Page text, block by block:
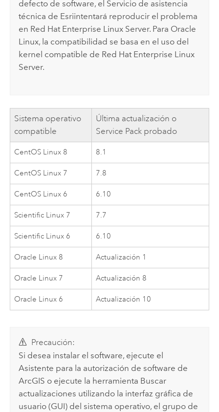
defecto de software, el Servicio de asistencia
técnica de Esriintentará reproducir el problema
en Red Hat Enterprise Linux Server. Para Oracle
Linux, la compatibilidad se basa en el uso del
kernel compatible de Red Hat Enterprise Linux
Server.
Sistema operativo
compatible
Última actualización o
Service Pack probado
CentOS Linux 8 8.1
CentOS Linux 7 7.8
CentOS Linux 6 6.10
Scientific Linux 7 7.7
Scientific Linux 6 6.10
Oracle Linux 8 Actualización 1
Oracle Linux 7 Actualización 8
Oracle Linux 6 Actualización 10
Precaución:
Si desea instalar el software, ejecute el
Asistente para la autorización de software de
ArcGIS o ejecute la herramienta Buscar
actualizaciones utilizando la interfaz gráfica de
usuario (GUI) del sistema operativo, el grupo de